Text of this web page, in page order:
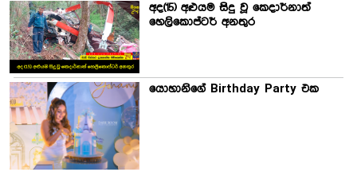
අද(15) අළුයම සිදු වූ කෙදාර්නාත්
හෙලිකොප්ටර් අනතුර
යොහානිගේ Birthday Party එක